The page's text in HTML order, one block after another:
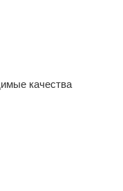
качества